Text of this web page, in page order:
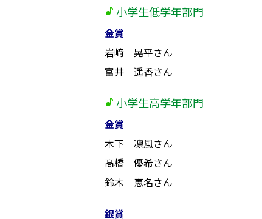
小学生低学年部門
金賞
岩﨑 晃平さん
富井 遥香さん
小学生高学年部門
金賞
木下 凛風さん
髙橋 優希さん
鈴木 恵名さん
銀賞